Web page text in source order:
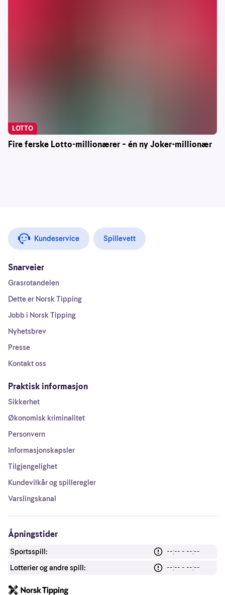
Fire ferske Lotto-millionærer – én ny Joker-millionær
LOTTO
Kundeservice Spillevett
Snarveier
Grasrotandelen
Dette er Norsk Tipping
Jobb i Norsk Tipping
Nyhetsbrev
Presse
Kontakt oss
Praktisk informasjon
Sikkerhet
Økonomisk kriminalitet
Personvern
Informasjonskapsler
Tilgjengelighet
Kundevilkår og spilleregler
Varslingskanal
Åpningstider
Sportsspill:
--:-- - --:--
Lotterier og andre spill:
--:-- - --:--